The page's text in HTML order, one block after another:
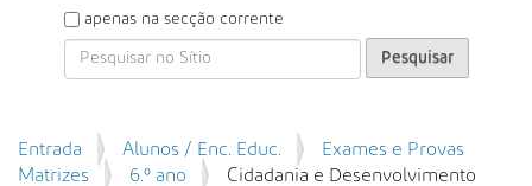
P
e
i
s
apenas na secção corrente
P
e
Entrada Alunos / Enc. Educ.
Exames e Provas
Matrizes
6.º ano Cidadania e Desenvolvimento